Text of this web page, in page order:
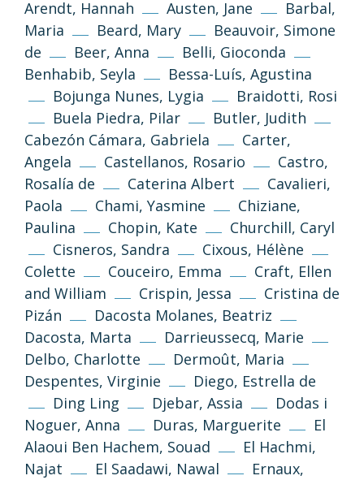
Arendt, Hannah Austen, Jane
Barbal,
Maria
Beard, Mary
Beauvoir, Simone
de
Beer, Anna
Belli, Gioconda
Benhabib, Seyla
Bessa-Luís, Agustina
Bojunga Nunes, Lygia
Braidotti, Rosi
Buela Piedra, Pilar
Butler, Judith
Cabezón Cámara, Gabriela
Carter,
Angela
Castellanos, Rosario
Castro,
Rosalía de
Caterina Albert
Cavalieri,
Paola
Chami, Yasmine
Chiziane,
Paulina
Chopin, Kate
Churchill, Caryl
Cisneros, Sandra
Cixous, Hélène
Colette
Couceiro, Emma
Craft, Ellen
and William
Crispin, Jessa
Cristina de
Pizán
Dacosta Molanes, Beatriz
Dacosta, Marta
Darrieussecq, Marie
Delbo, Charlotte
Dermoût, Maria
Despentes, Virginie
Diego, Estrella de
Ding Ling
Djebar, Assia
Dodas i
Noguer, Anna
Duras, Marguerite
El
Alaoui Ben Hachem, Souad
El Hachmi,
Najat
El Saadawi, Nawal
Ernaux,